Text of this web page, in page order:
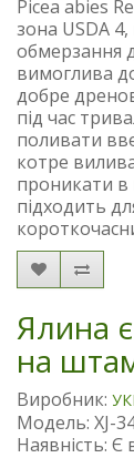
Picea abies
зона USDA
обмерзання
вимоглива
добре
під час
поливати
котре
проникати в
підходить
Ялина
на
Виробник:
Модель: XJ-
Наявність: Є